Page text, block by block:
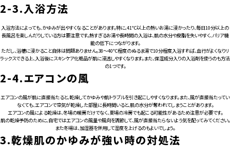
2-3.入浴方法
入浴方法によっても、かゆみが出やすくなることがあります。特に、41℃以上の熱いお湯に浸かったり、毎日10分以上の
長風呂を楽しんだりしている方は要注意です。熱すぎるお湯や長時間の入浴は、肌の水分や皮脂を失いやすく、バリア機
能の低下につながります。
ただし、浴槽に浸かること自体は問題ありません。38〜40℃程度のぬるま湯で10分程度入浴すれば、血行がよくなりリ
ラックスできる上、入浴後にスキンケア化粧品が肌に浸透しやすくなります。また、保湿成分入りの入浴剤を使うのも方法
の1つです。
2-4.エアコンの風
エアコンの風が肌に直接当たると、乾燥してかゆみや肌トラブルを引き起こしやすくなります。また、風が直接当たってい
なくても、エアコンで空気が乾燥した部屋に長時間いると、肌の水分が奪われてしまうことがあります。
エアコンの風による乾燥は、冬場の暖房だけでなく、夏場の冷房でも起こる可能性があるため注意が必要です。
肌の乾燥予防のために、自宅ではエアコンの風量や風向を調節して、風が直接当たらないよう気を配ってみてください。
また冬場は、加湿器を併用して湿度を上げるのもよいでしょう。
3.乾燥肌のかゆみが強い時の対処法